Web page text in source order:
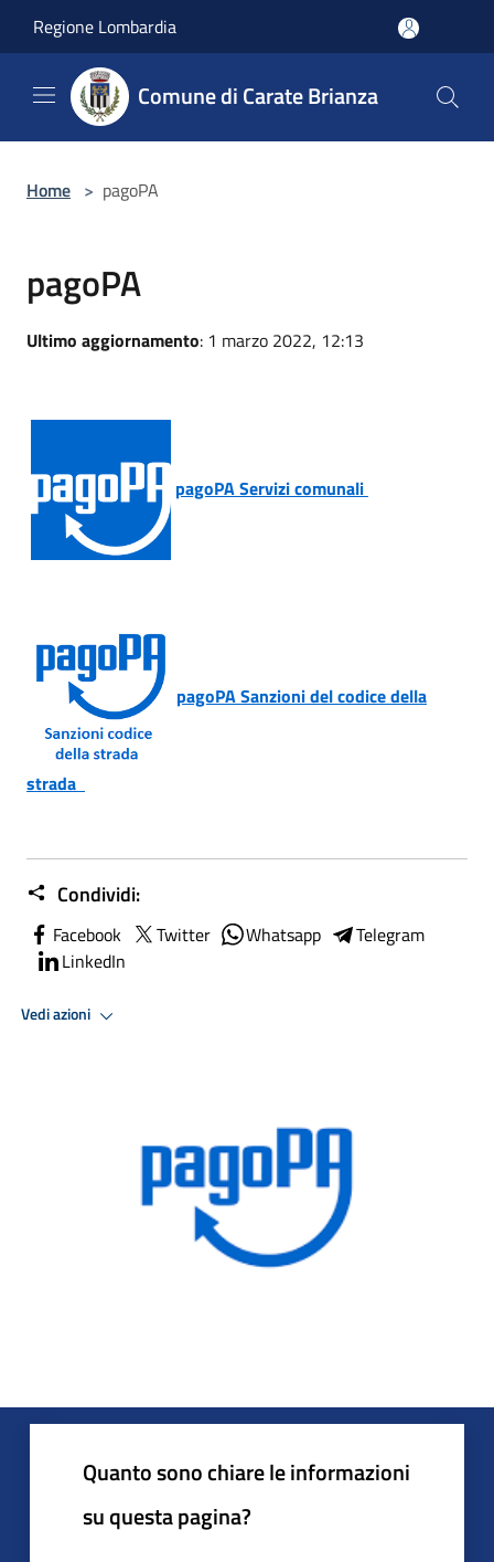
Regione Lombardia
Comune di Carate Brianza
Home > pagoPA
pagoPA
Ultimo aggiornamento: 1 marzo 2022, 12:13
pagoPA Servizi comunali
pagoPA Sanzioni del codice della
strada
Condividi:
Facebook Twitter Whatsapp
Telegram
LinkedIn
Vedi azioni
Quanto sono chiare le informazioni
su questa pagina?